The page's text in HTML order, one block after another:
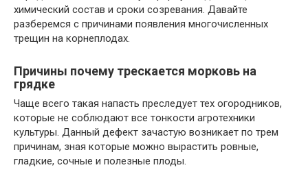
химический состав и сроки созревания. Давайте
разберемся с причинами появления многочисленных
трещин на корнеплодах.
Причины почему трескается морковь на
грядке
Чаще всего такая напасть преследует тех огородников,
которые не соблюдают все тонкости агротехники
культуры. Данный дефект зачастую возникает по трем
причинам, зная которые можно вырастить ровные,
гладкие, сочные и полезные плоды.